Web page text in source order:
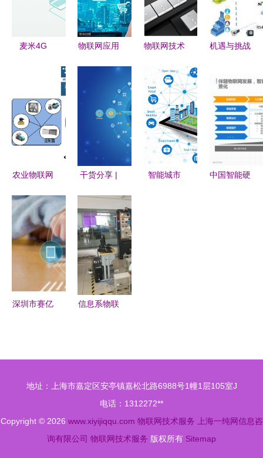
麦米4G
搞定远程数
据采集与控
制，数智化
比之选
物联网应用
服务领域解
析
物联网技术
南省通信工
程局有限责
任公司 构
建智能连接
未来
机遇与挑战
物联网的快
速发展推动
射频前端应
用迈向新高
度
农业物联网
让智慧农业
大放光彩
干货分享 |
应用的基础
安全提示
智能城市
中国智能硬
深圳市赛亿
术先锋
信息系物联
技术服务能
力建设
地址：上海市嘉定区安亭镇嘉松北路6988号1幢1层105室J
电话：1312272**
Copyright © 2026 www.xiyijiqqu.com 物联网技术服务
上海一纯网信息咨
询有限公司 物联网技术服务 版权所有 Sitemap